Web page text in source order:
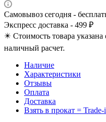
Самовывоз сегодня -
Экспресс доставка - 499 ₽
✴️ Стоимость товара указана
наличный расчет.
Наличие
Характеристики
Отзывы
Оплата
Доставка
Взять в прокат = Trade-